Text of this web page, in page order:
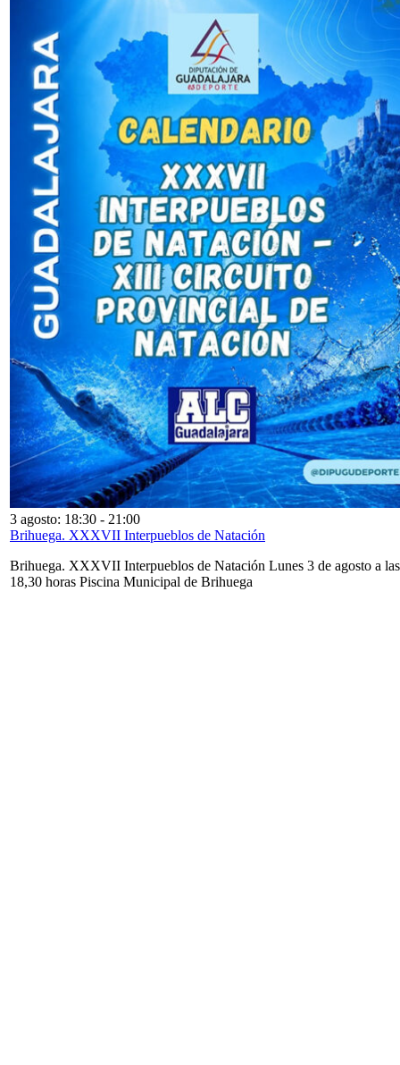
3 agosto: 18:30 - 21:00
Brihuega. XXXVII Interpueblos de Natación
Brihuega. XXXVII Interpueblos de Natación Lunes 3 de agosto a las
18,30 horas Piscina Municipal de Brihuega